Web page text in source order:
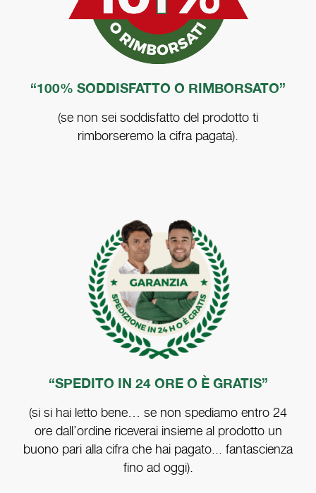
“100% SODDISFATTO O RIMBORSATO”
(se non sei soddisfatto del prodotto ti
rimborseremo la cifra pagata).
“SPEDITO IN 24 ORE O È GRATIS”
(si si hai letto bene… se non spediamo entro 24
ore dall’ordine riceverai insieme al prodotto un
buono pari alla cifra che hai pagato... fantascienza
fino ad oggi).